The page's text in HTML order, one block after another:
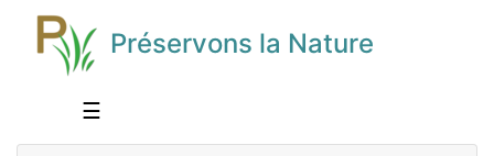
Préservons la Nature
☰